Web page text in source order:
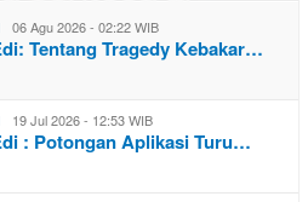
06 Agu 2026 - 02:22 WIB
Tentang Tragedy Kebakar…
19 Jul 2026 - 12:53 WIB
: Potongan Aplikasi Turu…